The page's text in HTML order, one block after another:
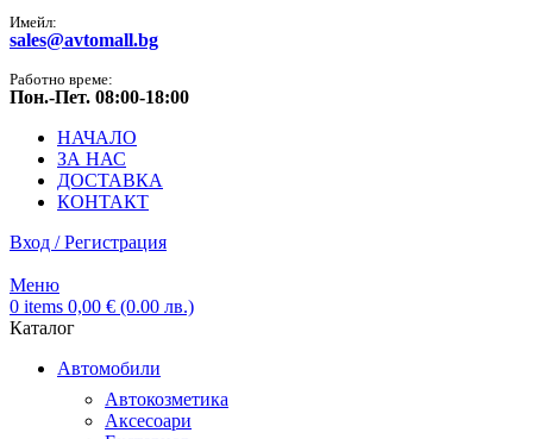
Имейл:
sales@avtomall.bg
Работно време:
Пон.-Пет. 08:00-18:00
НАЧАЛО
ЗА НАС
ДОСТАВКА
КОНТАКТ
Вход / Регистрация
Меню
0 items 0,00 € (0.00 лв.)
Каталог
Автомобили
Автокозметика
Аксесоари